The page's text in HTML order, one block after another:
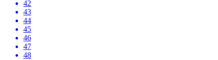
42
43
44
45
46
47
48